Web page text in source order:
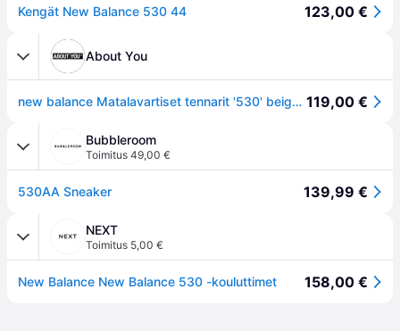
Kengät New Balance 530 44 123,00 €
About You
new balance Matalavartiset tennarit '530' beige / tummabeige / valkoinen 119,00 €
Bubbleroom
Toimitus 49,00 €
530AA Sneaker 139,99 €
NEXT
Toimitus 5,00 €
New Balance New Balance 530 -kouluttimet 158,00 €